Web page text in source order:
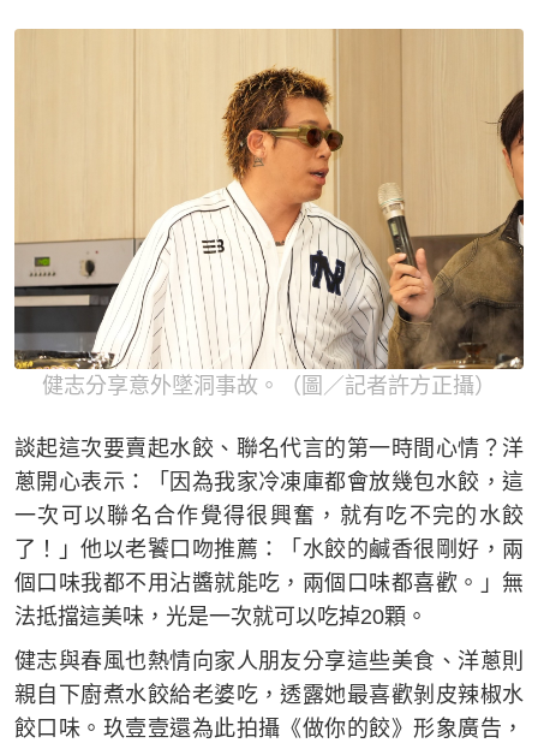
健志分享意外墜洞事故。（圖／記者許方正攝）
談起這次要賣起水餃、聯名代言的第一時間心情？洋
蔥開心表示：「因為我家冷凍庫都會放幾包水餃，這
一次可以聯名合作覺得很興奮，就有吃不完的水餃
了！」他以老饕口吻推薦：「水餃的鹹香很剛好，兩
個口味我都不用沾醬就能吃，兩個口味都喜歡。」無
法抵擋這美味，光是一次就可以吃掉20顆。
健志與春風也熱情向家人朋友分享這些美食、洋蔥則
親自下廚煮水餃給老婆吃，透露她最喜歡剝皮辣椒水
餃口味。玖壹壹還為此拍攝《做你的餃》形象廣告，